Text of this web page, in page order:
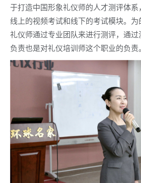
于打造中国形象礼仪师的人才测评体系
线上的视频考试和线下的考试模块。
礼仪师通过专业团队来进行测评，通
负责也是对礼仪培训师这个职业的负责。